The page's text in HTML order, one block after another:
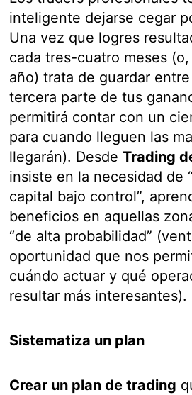
inteligente dejarse cegar
Una vez que logres
cada tres-cuatro meses
año) trata de guardar
tercera parte de tus
permitirá contar con un
para cuando lleguen las
llegarán). DesdeTrading
insiste en la necesidad de
capital bajo control”,
beneficios en aquellas
“de alta probabilidad”
oportunidad que nos
cuándo actuar y qué
resultar más interesantes).
Sistematiza un plan
Crear un plan de trading